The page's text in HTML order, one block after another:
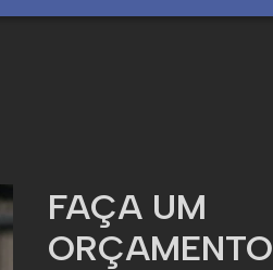
FAÇA UM
ORÇAMENTO